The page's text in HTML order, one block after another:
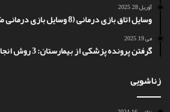
آوریل 28, 2025
وسایل اتاق بازی درمانی (8 وسایل بازی درمانی ضروری)
می 19, 2025
گرفتن پرونده پزشکی از بیمارستان: 3 روش انجام و قوانین آن
زناشویی